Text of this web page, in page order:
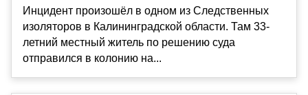
Инцидент произошёл в одном из Следственных
изоляторов в Калининградской области. Там 33-
летний местный житель по решению суда
отправился в колонию на...